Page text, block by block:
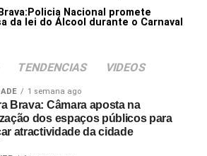
Nacional promete
da lei do Álcool durante o Carnaval
TENDENCIAS VIDEOS
1 semana ago
Brava: Câmara aposta na
dos espaços públicos para
atractividade da cidade